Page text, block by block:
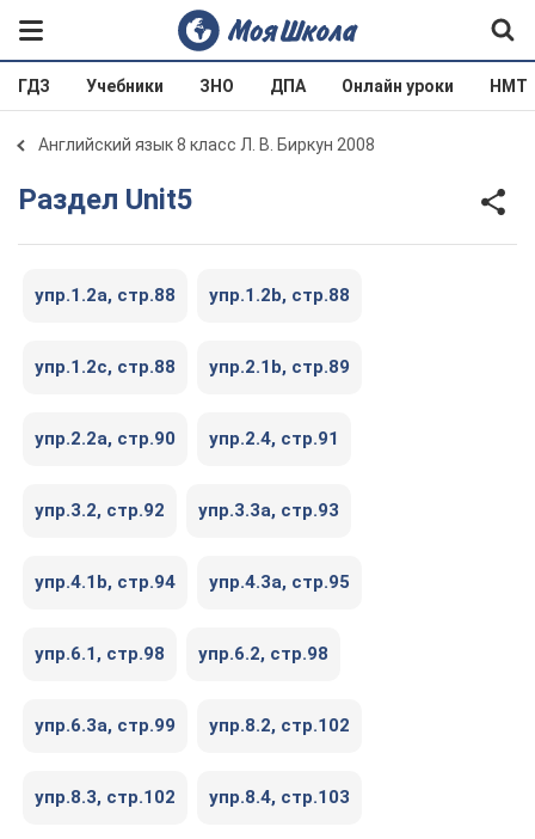
ГДЗ Учебники ЗНО ДПА Онлайн уроки НМТ
Английский язык 8 класс Л. В. Биркун 2008
Раздел Unit5
упр.1.2a, стр.88 упр.1.2b, стр.88
упр.1.2c, стр.88 упр.2.1b, стр.89
упр.2.2a, стр.90 упр.2.4, стр.91
упр.3.2, стр.92 упр.3.3a, стр.93
упр.4.1b, стр.94 упр.4.3a, стр.95
упр.6.1, стр.98 упр.6.2, стр.98
упр.6.3a, стр.99 упр.8.2, стр.102
упр.8.3, стр.102 упр.8.4, стр.103